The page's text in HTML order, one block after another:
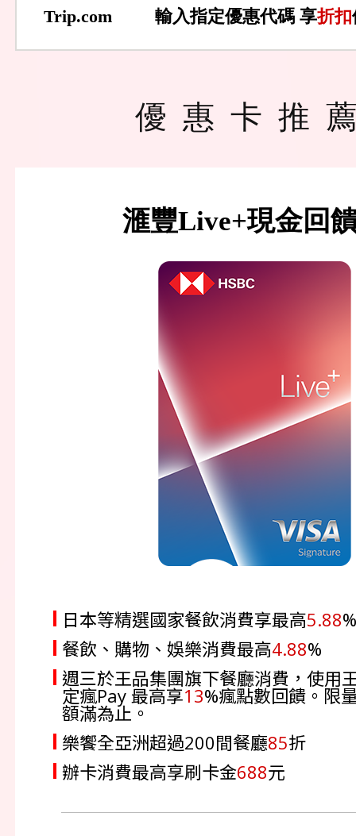
Trip.com 輸入指定優惠代碼 享折扣
優惠卡推
滙豐Live+現金回
日本等精選國家餐飲消費享最高5.88
餐飲、購物、娛樂消費最高4.88%
週三於王品集團旗下餐廳消費，使用
定瘋Pay 最高享13%瘋點數回饋。限
額滿為止。
樂饗全亞洲超過200間餐廳85折
辦卡消費最高享刷卡金688元